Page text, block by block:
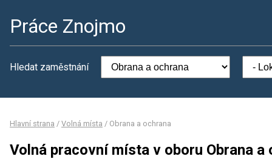
Práce Znojmo
Hledat zaměstnání
Hlavní strana / Volná místa / Obrana a ochrana
Volná pracovní místa v oboru Obrana a